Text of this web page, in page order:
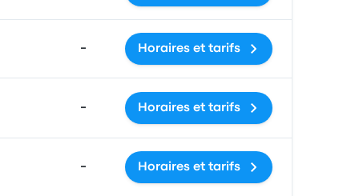
- Horaires et tarifs
- Horaires et tarifs
- Horaires et tarifs